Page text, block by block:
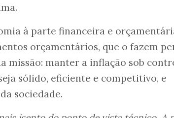
à parte financeira e
orçamentários, que o fazem
missão: manter a inflação sob
sólido, eficiente e competitivo, e
sociedade.